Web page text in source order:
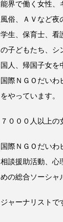
能界で働く女性、
風俗、ＡＶなど夜
学生、保育士、看
の子どもたち、シ
国人、帰国子女を
国際ＮＧＯだいわ
をやっています。
７０００人以上の
国際ＮＧＯだいわ
相談援助活動、心
めの総合ソーシャ
ジャーナリストで